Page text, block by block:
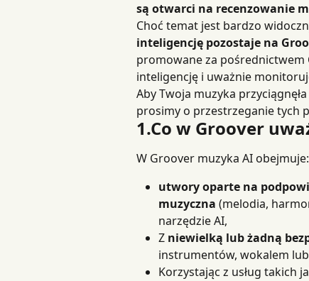
są otwarci na recenzowanie
Choć temat jest bardzo
inteligencję pozostaje na
promowane za pośrednictwem
inteligencję i uważnie
Aby Twoja muzyka
prosimy o przestrzeganie tych
1.Co w Groover
W Groover muzyka AI obejmuje:
utwory oparte na
muzyczna (melodia,
narzędzie AI,
Z niewielką lub żadną
instrumentów, wokalem
Korzystając z usług takich